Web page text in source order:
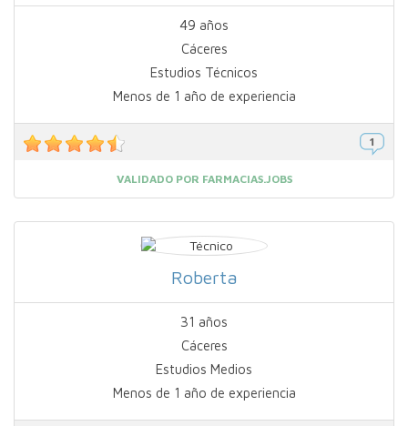
49 años
Cáceres
Estudios Técnicos
Menos de 1 año de experiencia
VALIDADO POR FARMACIAS.JOBS
Roberta
31 años
Cáceres
Estudios Medios
Menos de 1 año de experiencia